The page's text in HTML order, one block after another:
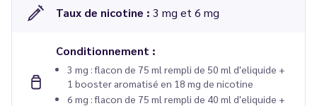
Taux de nicotine : 3 mg et 6 mg
Conditionnement :
3 mg : flacon de 75 ml rempli de 50 ml d'eliquide +
1 booster aromatisé en 18 mg de nicotine
6 mg : flacon de 75 ml rempli de 40 ml d'eliquide +